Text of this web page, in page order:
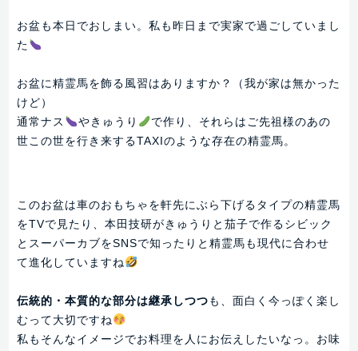
お盆も本日でおしまい。私も昨日まで実家で過ごしていまし
た
お盆に精霊馬を飾る風習はありますか？（我が家は無かった
けど）
通常ナス
やきゅうり
で作り、それらはご先祖様のあの
世この世を行き来するTAXIのような存在の精霊馬。
このお盆は車のおもちゃを軒先にぶら下げるタイプの精霊馬
をTVで見たり、本田技研がきゅうりと茄子で作るシビック
とスーパーカブをSNSで知ったりと精霊馬も現代に合わせ
て進化していますね
伝統的・本質的な部分は継承しつつも、面白く今っぽく楽し
むって大切ですね
私もそんなイメージでお料理を人にお伝えしたいなっ。お味